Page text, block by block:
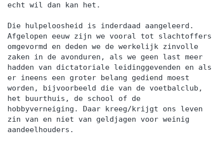
echt wil dan kan het.
Die hulpeloosheid is inderdaad aangeleerd.
Afgelopen eeuw zijn we vooral tot slachtoffers
omgevormd en deden we de werkelijk zinvolle
zaken in de avonduren, als we geen last meer
hadden van dictatoriale leidinggevenden en als
er ineens een groter belang gediend moest
worden, bijvoorbeeld die van de voetbalclub,
het buurthuis, de school of de
hobbyverneiging. Daar kreeg/krijgt ons leven
zin van en niet van geldjagen voor weinig
aandeelhouders.